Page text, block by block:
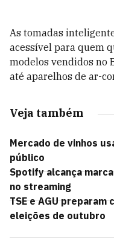
As tomadas
acessível para quem
modelos vendidos no
até aparelhos de ar-
Veja também
Mercado de vinhos
público
Spotify alcança
no streaming
TSE e AGU
eleições de outubro